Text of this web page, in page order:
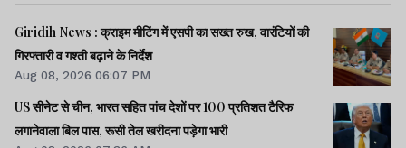
Giridih News : क्राइम मीटिंग में एसपी का सख्त रुख, वारंटियों की
गिरफ्तारी व गश्ती बढ़ाने के निर्देश
Aug 08, 2026 06:07 PM
US सीनेट से चीन, भारत सहित पांच देशों पर 100 प्रतिशत टैरिफ
लगानेवाला बिल पास, रूसी तेल खरीदना पड़ेगा भारी